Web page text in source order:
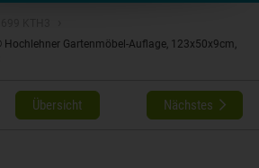
Hochlehner Gartenmöbel-Auflage, 123x50x9cm,
Übersicht Nächstes